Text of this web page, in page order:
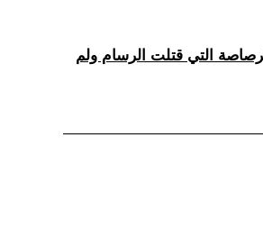
التي قتلت الرسام ولم